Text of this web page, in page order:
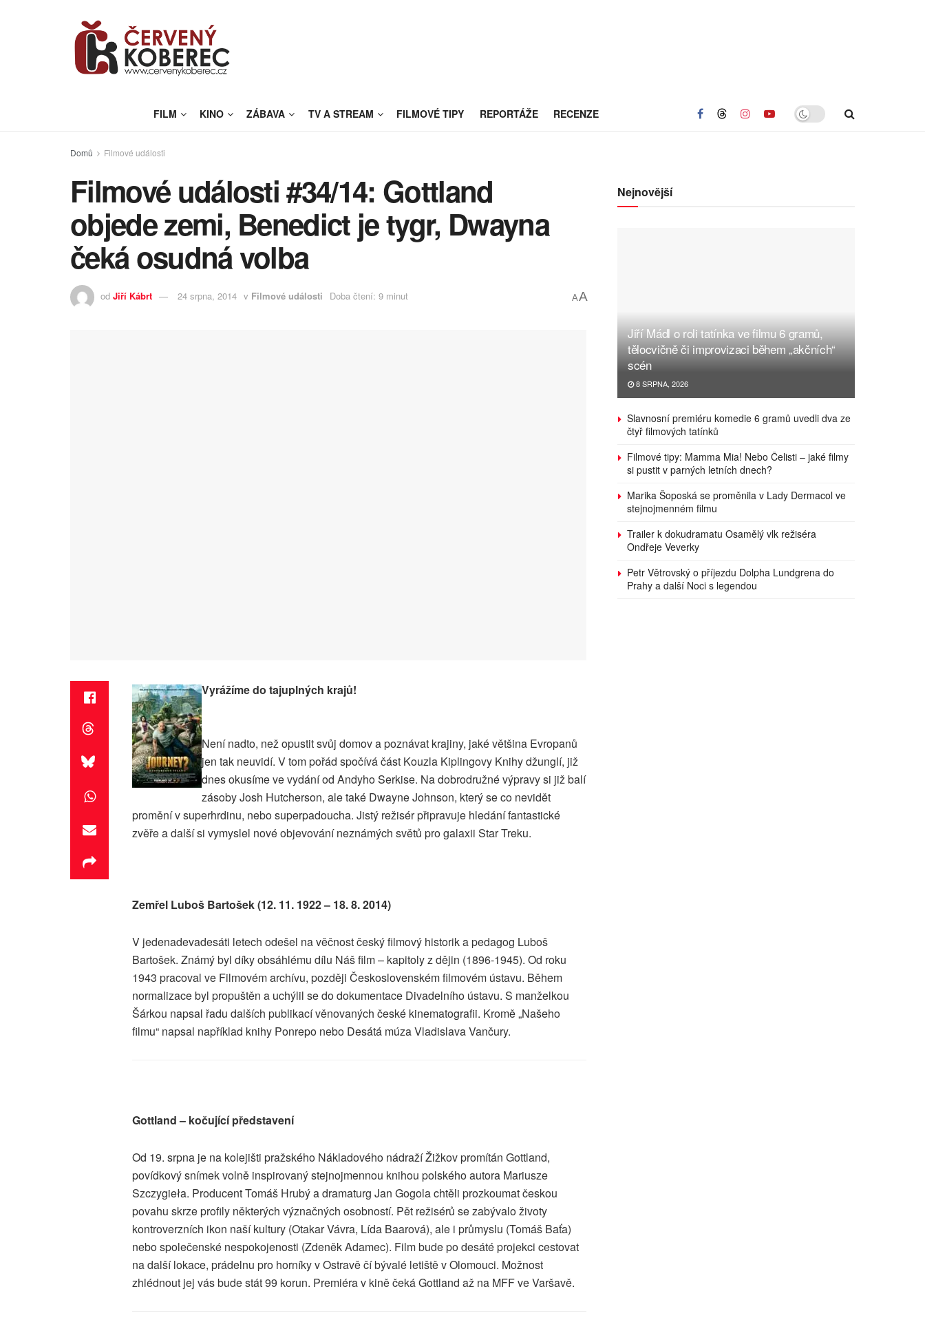
FILM KINO ZÁBAVA TV A STREAM FILMOVÉ TIPY REPORTÁŽE RECENZE
Domů Filmové události
Filmové události #34/14: Gottland
objede zemi, Benedict je tygr, Dwayna
čeká osudná volba
od Jiří Kábrt 24 srpna, 2014 v Filmové události Doba čtení: 9 minut AA
Vyrážíme do tajuplných krajů!
Není nadto, než opustit svůj domov a poznávat krajiny, jaké většina Evropanů
jen tak neuvidí. V tom pořád spočívá část Kouzla Kiplingovy Knihy džunglí, již
dnes okusíme ve vydání od Andyho Serkise. Na dobrodružné výpravy si již balí
zásoby Josh Hutcherson, ale také Dwayne Johnson, který se co nevidět
promění v superhrdinu, nebo superpadoucha. Jistý režisér připravuje hledání fantastické
zvěře a další si vymyslel nové objevování neznámých světů pro galaxii Star Treku.
Zemřel Luboš Bartošek (12. 11. 1922 – 18. 8. 2014)
V jedenadevadesáti letech odešel na věčnost český filmový historik a pedagog Luboš
Bartošek. Známý byl díky obsáhlému dílu Náš film – kapitoly z dějin (1896-1945). Od roku
1943 pracoval ve Filmovém archívu, později Československém filmovém ústavu. Během
normalizace byl propuštěn a uchýlil se do dokumentace Divadelního ústavu. S manželkou
Šárkou napsal řadu dalších publikací věnovaných české kinematografii. Kromě „Našeho
filmu“ napsal například knihy Ponrepo nebo Desátá múza Vladislava Vančury.
Gottland – kočující představení
Od 19. srpna je na kolejišti pražského Nákladového nádraží Žižkov promítán Gottland,
povídkový snímek volně inspirovaný stejnojmennou knihou polského autora Mariusze
Szczygieła. Producent Tomáš Hrubý a dramaturg Jan Gogola chtěli prozkoumat českou
povahu skrze profily některých význačných osobností. Pět režisérů se zabývalo životy
kontroverzních ikon naší kultury (Otakar Vávra, Lída Baarová), ale i průmyslu (Tomáš Baťa)
nebo společenské nespokojenosti (Zdeněk Adamec). Film bude po desáté projekci cestovat
na další lokace, prádelnu pro horníky v Ostravě čí bývalé letiště v Olomouci. Možnost
zhlédnout jej vás bude stát 99 korun. Premiéra v kině čeká Gottland až na MFF ve Varšavě.
Nejnovější
Jiří Mádl o roli tatínka ve filmu 6 gramů,
tělocvičně či improvizaci během „akčních“
scén
8 SRPNA, 2026
Slavnosní premiéru komedie 6 gramů uvedli dva ze
čtyř filmových tatínků
Filmové tipy: Mamma Mia! Nebo Čelisti – jaké filmy
si pustit v parných letních dnech?
Marika Šoposká se proměnila v Lady Dermacol ve
stejnojmenném filmu
Trailer k dokudramatu Osamělý vlk režiséra
Ondřeje Veverky
Petr Větrovský o příjezdu Dolpha Lundgrena do
Prahy a další Noci s legendou